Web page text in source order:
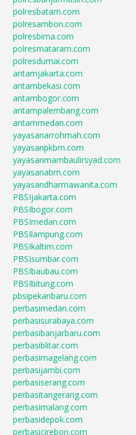
polresbatam.com
polresambon.com
polresbima.com
polresmataram.com
polresdumai.com
antamjakarta.com
antambekasi.com
antambogor.com
antampalembang.com
antammedan.com
yayasanarrohmah.com
yayasanpkbm.com
yayasanmambaulirsyad.com
yayasanabm.com
yayasandharmawanita.com
PBSIjakarta.com
PBSIbogor.com
PBSImedan.com
PBSIlampung.com
PBSIkaltim.com
PBSIsumbar.com
PBSIbaubau.com
PBSIbitung.com
pbsipekanbaru.com
perbasimedan.com
perbasisurabaya.com
perbasibanjarbaru.com
perbasiblitar.com
perbasimagelang.com
perbasijambi.com
perbasiserang.com
perbasitangerang.com
perbasimalang.com
perbasidepok.com
perbasicirebon.com